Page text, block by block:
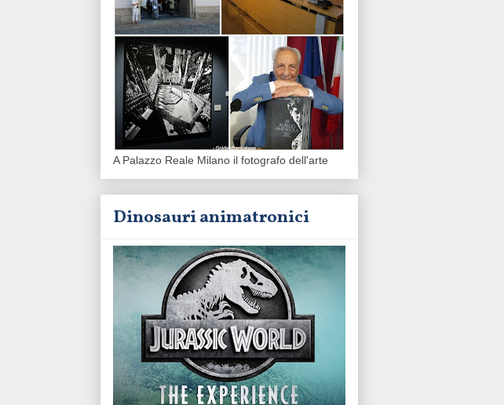
A Palazzo Reale Milano il fotografo dell'arte
Dinosauri animatronici